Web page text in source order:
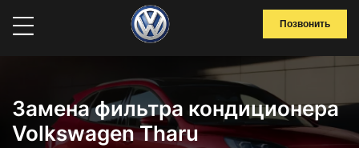
Позвонить
Замена фильтра кондиционера
Volkswagen Tharu